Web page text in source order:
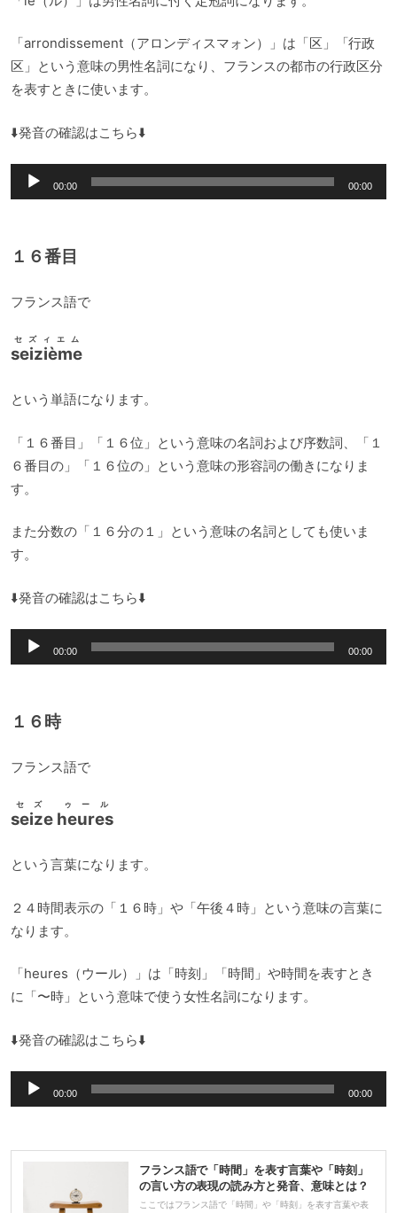
「arrondissement（アロンディスマォン）」は「区」「行政
区」という意味の男性名詞になり、フランスの都市の行政区分
を表すときに使います。
⬇️発音の確認はこちら⬇️
声
レ
ヤ
00:00 00:00
１６番目
フランス語で
seizième
セズィエム
という単語になります。
「１６番目」「１６位」という意味の名詞および序数詞、「１
６番目の」「１６位の」という意味の形容詞の働きになりま
す。
また分数の「１６分の１」という意味の名詞としても使いま
す。
⬇️発音の確認はこちら⬇️
声
レ
ヤ
00:00 00:00
１６時
フランス語で
seize heures
セズ ゥール
という言葉になります。
２４時間表示の「１６時」や「午後４時」という意味の言葉に
なります。
「heures（ウール）」は「時刻」「時間」や時間を表すとき
に「〜時」という意味で使う女性名詞になります。
⬇️発音の確認はこちら⬇️
声
00:00 00:00
フランス語で「時間」を表す言葉や「時刻」
の言い方の表現の読み方と発音、意味とは？
ここではフランス語で「時間」や「時刻」を表す言葉や表